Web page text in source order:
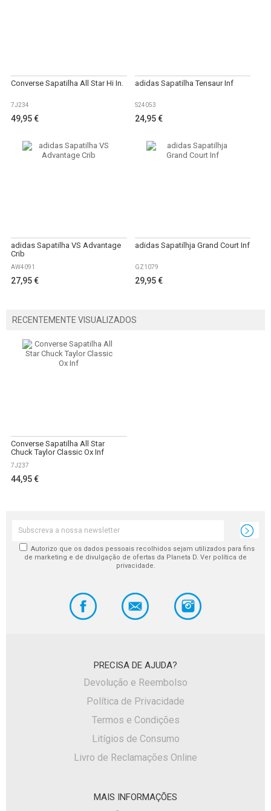
Converse Sapatilha All Star Hi In.
7J234
49,95 €
adidas Sapatilha Tensaur Inf
S24053
24,95 €
adidas Sapatilha VS Advantage
Crib
AW4091
27,95 €
adidas Sapatilhja Grand Court Inf
GZ1079
29,95 €
RECENTEMENTE VISUALIZADOS
Converse Sapatilha All Star
Chuck Taylor Classic Ox Inf
7J237
44,95 €
Autorizo que os dados pessoais recolhidos sejam utilizados para fins
de marketing e de divulgação de ofertas da Planeta D. Ver política de
privacidade.
PRECISA DE AJUDA?
Devolução e Reembolso
Política de Privacidade
Termos e Condições
Litígios de Consumo
Livro de Reclamações Online
MAIS INFORMAÇÕES